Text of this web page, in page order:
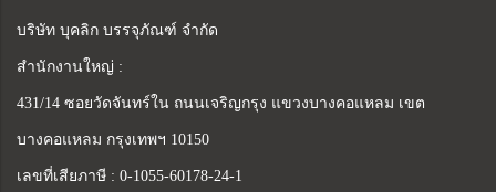
บริษัท บุคลิก บรรจุภัณฑ์ จำกัด
สำนักงานใหญ่ :
431/14 ซอยวัดจันทร์ใน ถนนเจริญกรุง แขวงบางคอแหลม เขต
บางคอแหลม กรุงเทพฯ 10150
เลขที่เสียภาษี : 0-1055-60178-24-1